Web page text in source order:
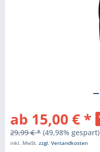
ab 15,00 € *
29,99 € * (49,98% gespart)
inkl. MwSt. zzgl. Versandkosten